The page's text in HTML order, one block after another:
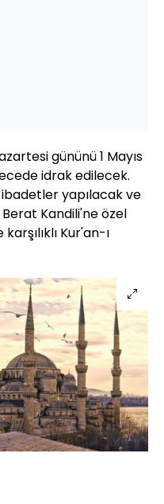
gününü 1 Mayıs
idrak edilecek.
yapılacak ve
Kandili'ne özel
Kur'an-ı